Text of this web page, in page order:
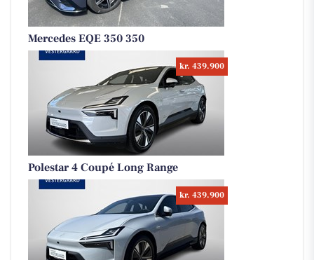
Mercedes EQE 350 350
kr. 439.900
Polestar 4 Coupé Long Range
kr. 439.900